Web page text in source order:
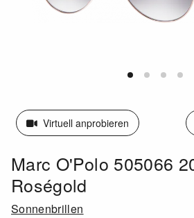
Virtuell anprobieren
Marc O'Polo 505066
Roségold
Sonnenbrillen